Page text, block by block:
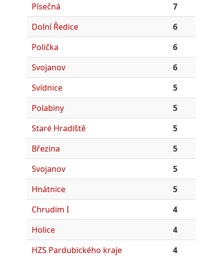
Písečná
7
Dolní Ředice
6
Polička
6
Svojanov
6
Svídnice
5
Polabiny
5
Staré Hradiště
5
Březina
5
Svojanov
5
Hnátnice
5
Chrudim I
4
Holice
4
HZS Pardubického kraje
4